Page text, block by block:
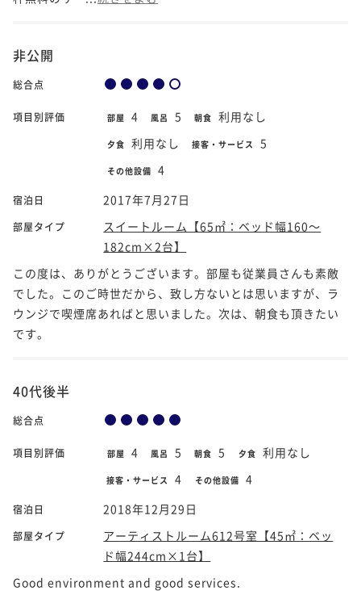
非公開
総合点
項目別評価 部屋 4 風呂 5 朝食 利用なし
夕食 利用なし 接客・サービス 5
その他設備 4
宿泊日 2017年7月27日
部屋タイプ
スイートルーム【65㎡：ベッド幅160～
182cm×2台】
この度は、ありがとうございます。部屋も従業員さんも素敵
でした。このご時世だから、致し方ないとは思いますが、ラ
ウンジで喫煙席あればと思いました。次は、朝食も頂きたい
です。
40代後半
総合点
項目別評価 部屋 4 風呂 5 朝食 5 夕食 利用なし
接客・サービス 4 その他設備 4
宿泊日 2018年12月29日
部屋タイプ
アーティストルーム612号室【45㎡：ベッ
ド幅244cm×1台】
Good environment and good services.